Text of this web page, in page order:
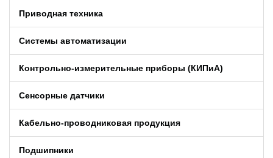
Приводная техника
Системы автоматизации
Контрольно-измерительные приборы (КИПиA)
Сенсорные датчики
Кабельно-проводниковая продукция
Подшипники